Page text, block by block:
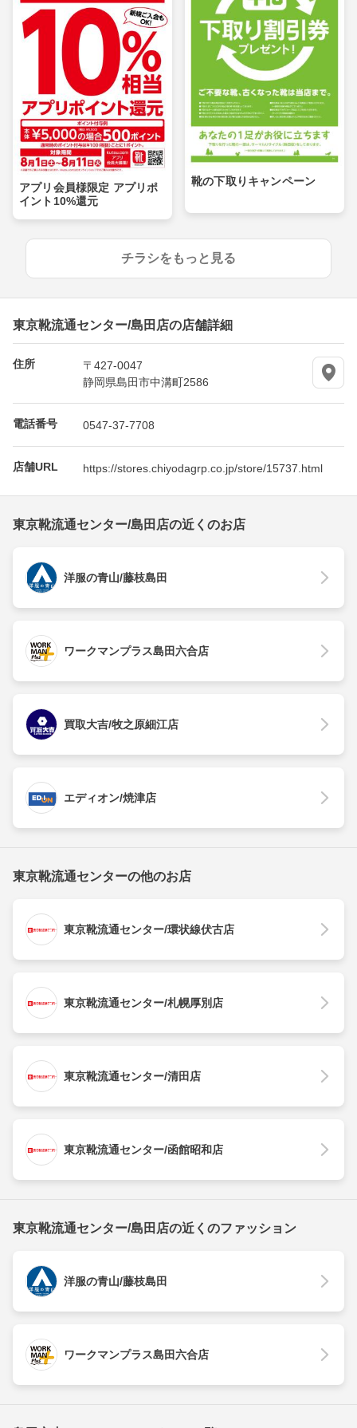
アプリ会員様限定 アプリポ
イント10%還元
靴の下取りキャンペーン
チラシをもっと見る
東京靴流通センター/島田店の店舗詳細
住所
〒427-0047
静岡県島田市中溝町2586
電話番号 0547-37-7708
店舗URL https://stores.chiyodagrp.co.jp/store/15737.html
東京靴流通センター/島田店の近くのお店
洋服の青山/藤枝島田
ワークマンプラス島田六合店
買取大吉/牧之原細江店
エディオン/焼津店
東京靴流通センターの他のお店
東京靴流通センター/環状線伏古店
東京靴流通センター/札幌厚別店
東京靴流通センター/清田店
東京靴流通センター/函館昭和店
東京靴流通センター/島田店の近くのファッション
洋服の青山/藤枝島田
ワークマンプラス島田六合店